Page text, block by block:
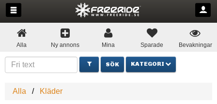
Alla Ny annons Mina Sparade Bevakningar
KATEGORI
Alla Kläder